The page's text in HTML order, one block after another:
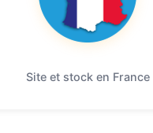
Site et stock en France